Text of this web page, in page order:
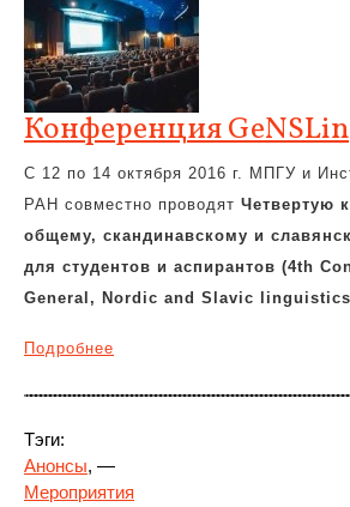
Конференция
С 12 по 14 октября 2016 г. МПГУ и
РАН совместно проводят Четвертую
общему, скандинавскому и
для студентов и аспирантов (4th
General, Nordic and Slavic
Подробнее
Тэги:
Анонсы, —
Мероприятия